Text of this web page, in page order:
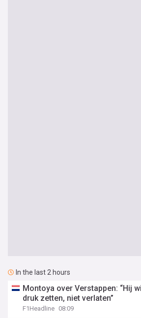
In the last 2 hours
Montoya over Verstappen: “Hij
druk zetten, niet verlaten”
F1Headline 08:09